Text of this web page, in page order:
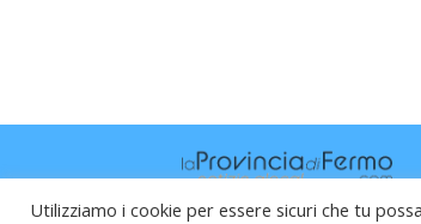
Utilizziamo i cookie per essere sicuri che tu